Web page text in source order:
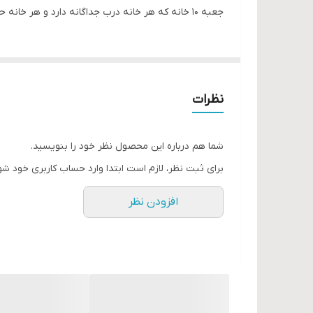
جعبه ۱۰ خانه که هر خانه درب جداگانه دارد و هر خانه حدود ۱۰ گرم‌ منجوق گنجایش دارد
نظرات
شما هم درباره این محصول نظر خود را بنویسید.
برای ثبت نظر، لازم است ابتدا وارد حساب کاربری خود
افزودن نظر